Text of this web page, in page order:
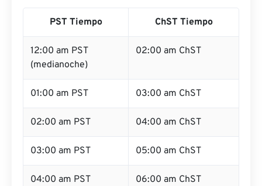
PST Tiempo ChST Tiempo
12:00 am PST
(medianoche)
02:00 am ChST
01:00 am PST 03:00 am ChST
02:00 am PST 04:00 am ChST
03:00 am PST 05:00 am ChST
04:00 am PST 06:00 am ChST